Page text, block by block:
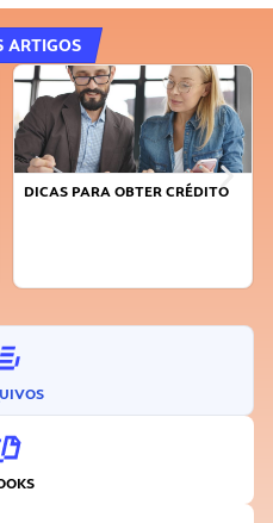
ARTIGOS
FAÇA A DIFERENÇA: SEJA